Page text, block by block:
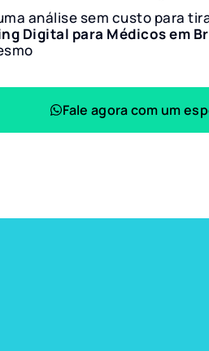
análise sem custo para
Digital para Médicos em
Fale agora com um